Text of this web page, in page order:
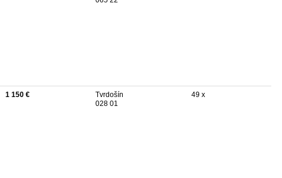
1 150 €
Tvrdošín
028 01
49 x